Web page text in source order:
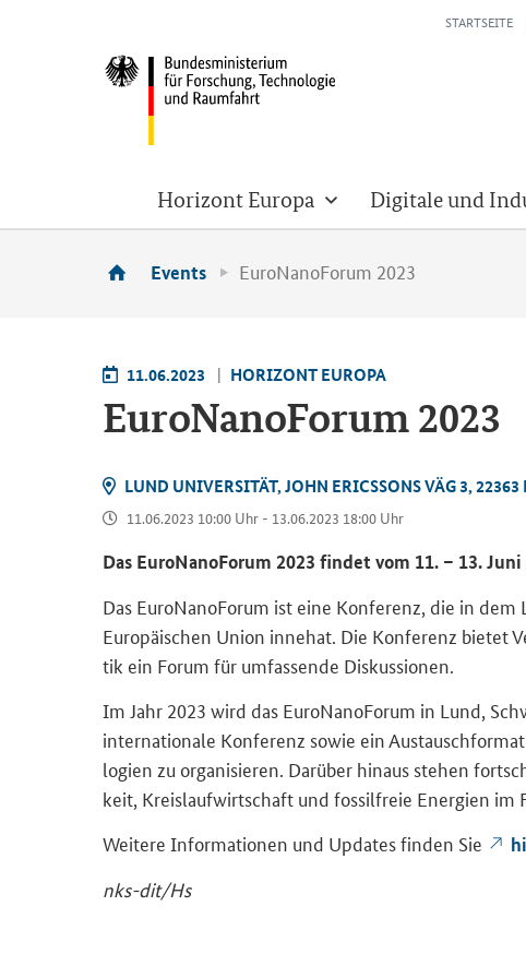
STARTSEITE
Horizont Europa Digitale und
Events EuroNanoForum 2023
11.06.2023 HO­RI­ZONT EU­RO­PA
Eu­roN­a­no­Fo­rum 2023
LUND UNI­VER­SI­TÄT, JOHN ERICS­SONS VÄG 3,
11.06.2023 10:00 Uhr - 13.06.2023 18:00 Uhr
Das Eu­roN­a­no­Fo­rum 2023 fin­det vom 11. – 13.
Das Eu­roN­a­no­Fo­rum ist eine Kon­fe­renz, die in
Eu­ro­päi­schen Union in­ne­hat. Die Kon­fe­renz
tik ein Forum für um­fas­sen­de Dis­kus­sio­nen.
Im Jahr 2023 wird das Eu­roN­a­no­Fo­rum in Lund,
in­ter­na­tio­na­le Kon­fe­renz sowie ein
lo­gien zu or­ga­ni­sie­ren. Dar­über hin­aus ste­hen
keit, Kreis­lauf­wirt­schaft und fos­silfreie En­er­gien im
Wei­te­re In­for­ma­tio­nen und Up­dates fin­den Sie
nks-​dit/Hs